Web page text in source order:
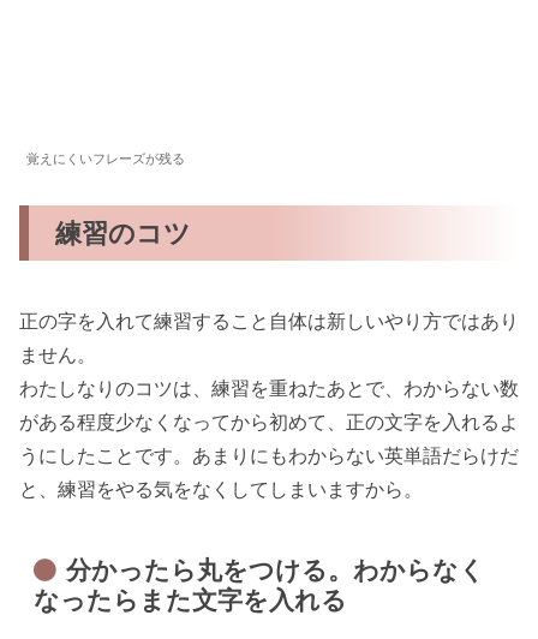
覚えにくいフレーズが残る
練習のコツ
正の字を入れて練習すること自体は新しいやり方ではあり
ません。
わたしなりのコツは、練習を重ねたあとで、わからない数
がある程度少なくなってから初めて、正の文字を入れるよ
うにしたことです。あまりにもわからない英単語だらけだ
と、練習をやる気をなくしてしまいますから。
分かったら丸をつける。わからなく
なったらまた文字を入れる